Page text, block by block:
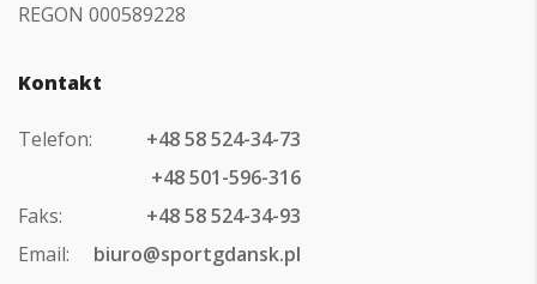
REGON 000589228
Kontakt
Telefon:
+48 58 524-34-73
+48 501-596-316
Faks:
+48 58 524-34-93
Email:
biuro@sportgdansk.pl